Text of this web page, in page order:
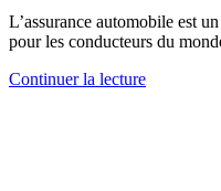
L’assurance automobile est
pour les conducteurs du
Continuer la lecture